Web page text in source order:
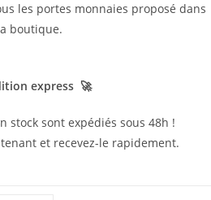
les portes monnaies proposé dans
boutique.
express 🚀
stock sont expédiés sous 48h !
et recevez-le rapidement.